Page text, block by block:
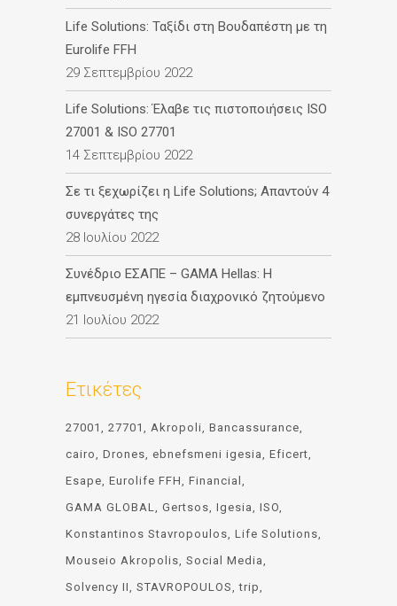
Life Solutions: Ταξίδι στη Βουδαπέστη με τη
Eurolife FFH
29 Σεπτεμβρίου 2022
Life Solutions: Έλαβε τις πιστοποιήσεις ISO
27001 & ISO 27701
14 Σεπτεμβρίου 2022
Σε τι ξεχωρίζει η Life Solutions; Απαντούν 4
συνεργάτες της
28 Ιουλίου 2022
Συνέδριο ΕΣΑΠΕ – GAMA Hellas: Η
εμπνευσμένη ηγεσία διαχρονικό ζητούμενο
21 Ιουλίου 2022
Ετικέτες
27001 27701 Akropoli
Bancassurance
cairo
Drones ebnefsmeni igesia
Eficert
Esape Eurolife FFH
Financial
GAMA GLOBAL Gertsos Igesia
ISO
Konstantinos Stavropoulos Life Solutions
Mouseio Akropolis Social Media
Solvency II
STAVROPOULOS trip